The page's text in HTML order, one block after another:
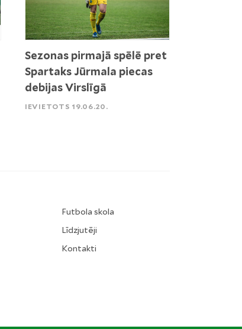
Sezonas pirmajā spēlē pret
Spartaks Jūrmala piecas
debijas Virslīgā
IEVIETOTS 19.06.20.
Futbola skola
Līdzjutēji
Kontakti